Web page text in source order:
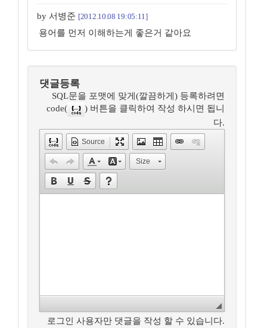
by 서병준 [2012.10.08 19:05:11]
용어를 먼저 이해하는게 좋은거 같아요
댓글등록
SQL문을 포맷에 맞게(깔끔하게) 등록하려면
code(
) 버튼을 클릭하여 작성 하시면 됩니
다.
Source
Size
로그인 사용자만 댓글을 작성 할 수 있습니다.